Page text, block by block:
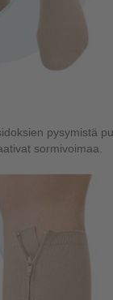
pysymistä
sormivoimaa.